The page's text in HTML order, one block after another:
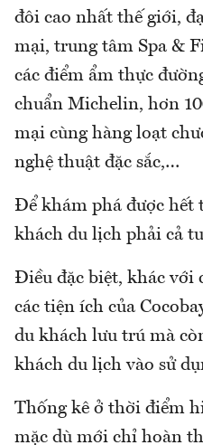
đôi cao nhất thế giới,
mại, trung tâm Spa &
các điểm ẩm thực
chuẩn Michelin, hơn
mại cùng hàng loạt
nghệ thuật đặc sắc,…
Để khám phá được hết
khách du lịch phải cả
Điều đặc biệt, khác với
các tiện ích của
du khách lưu trú mà
khách du lịch vào sử
Thống kê ở thời điểm
mặc dù mới chỉ hoàn